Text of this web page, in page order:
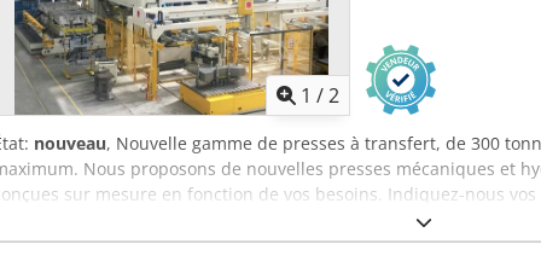
1 /2
nouveau, Nouvelle gamme de presses à transfert, de 300
Nous proposons de nouvelles presses mécaniques et
sur mesure en fonction de vos besoins. Indiquez-nous
un devis attrayant comprenant l’installation et le service après-
a livré ses produits dans plus de 26 pays, notamment la